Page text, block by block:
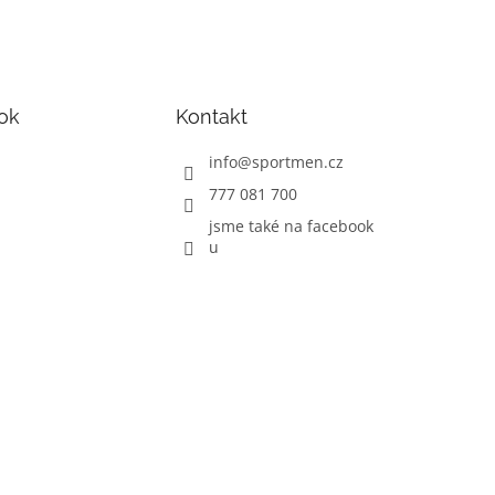
Kontakt
info@sportmen.cz
777 081 700
jsme také na facebook
u